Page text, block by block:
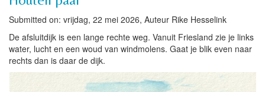
Submitted on: vrijdag, 22 mei 2026, Auteur Rike Hesselink
De afsluitdijk is een lange rechte weg. Vanuit Friesland zie je links
water, lucht en een woud van windmolens. Gaat je blik even naar
rechts dan is daar de dijk.